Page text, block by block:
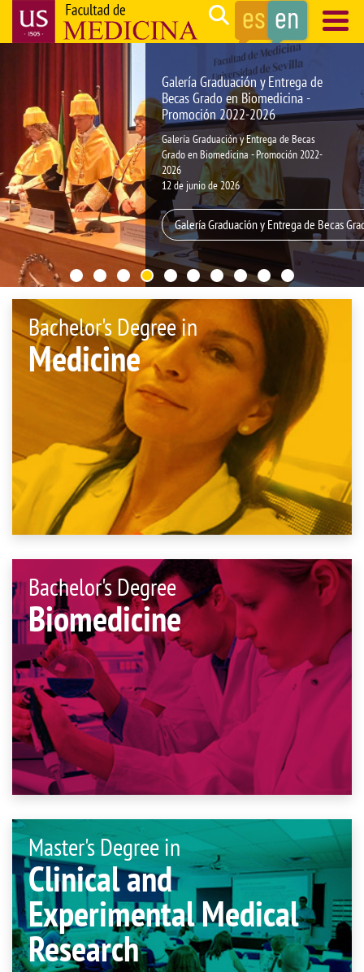
Search
principal
Galería Graduación y Entrega de
Becas Grado en Biomedicina -
Promoción 2022-2026
Galería Graduación y Entrega de Becas
Grado en Biomedicina - Promoción 2022-
2026
12 de junio de 2026
Galería Graduación y Entrega de Becas
Bachelor's Degree in
Medicine
Bachelor's Degree
Biomedicine
Master's Degree in
Clinical and
Experimental Medical
Research